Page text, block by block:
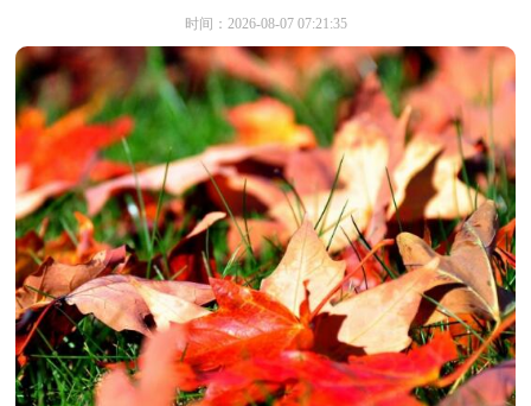
时间：2026-08-07 07:21:35